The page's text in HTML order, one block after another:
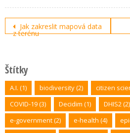
Post
navigation
Jak zakreslit mapová data
z terénu
Štítky
A.I. (1) biodiversity(2) citizen
COVID-19(3) Decidim (1) DHIS2(2)
e-government(2) e-health (4)